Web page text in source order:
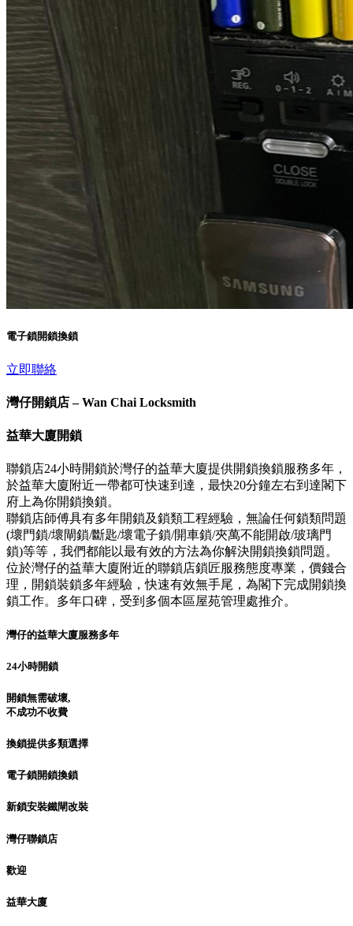
電子鎖開鎖換鎖
立即聯絡
灣仔開鎖店 – Wan Chai Locksmith
益華大廈開鎖
聯鎖店24小時開鎖於灣仔的益華大廈提供開鎖換鎖服務多年，
於益華大廈附近一帶都可快速到達，最快20分鐘左右到達閣下
府上為你開鎖換鎖。
聯鎖店師傅具有多年開鎖及鎖類工程經驗，無論任何鎖類問題
(壞門鎖/壞閘鎖/斷匙/壞電子鎖/開車鎖/夾萬不能開啟/玻璃門
鎖)等等，我們都能以最有效的方法為你解決開鎖換鎖問題。
位於灣仔的益華大廈附近的聯鎖店鎖匠服務態度專業，價錢合
理，開鎖裝鎖多年經驗，快速有效無手尾，為閣下完成開鎖換
鎖工作。多年口碑，受到多個本區屋苑管理處推介。
灣仔的益華大廈服務多年
24小時開鎖
開鎖無需破壞,
不成功不收費
換鎖提供多類選擇
電子鎖開鎖換鎖
新鎖安裝鐵閘改裝
灣仔聯鎖店
歡迎
益華大廈